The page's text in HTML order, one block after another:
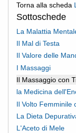
Torna alla scheda
Sottoschede
La Malattia
Il Mal di Testa
Il Valore delle
I Massaggi
Il Massaggio con
la Medicina
Il Volto Femminile
La Dieta
L'Aceto di Mele